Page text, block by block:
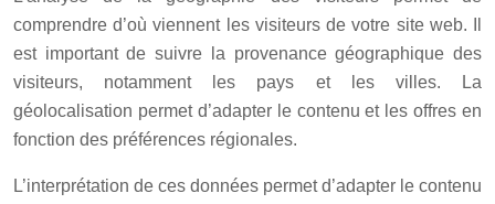
comprendre d’où viennent les visiteurs de votre site web. Il
est important de suivre la provenance géographique des
visiteurs, notamment les pays et les villes. La
géolocalisation permet d’adapter le contenu et les offres en
fonction des préférences régionales.
L’interprétation de ces données permet d’adapter le contenu